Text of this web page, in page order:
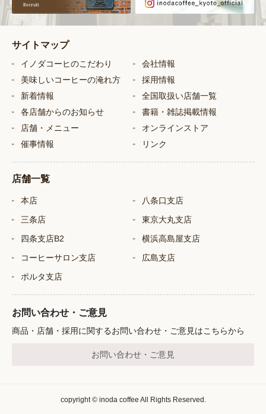
サイトマップ
イノダコーヒのこだわり
美味しいコーヒーの淹れ方
新着情報
各店舗からのお知らせ
店舗・メニュー
催事情報
会社情報
採用情報
全国取扱い店舗一覧
書籍・雑誌掲載情報
オンラインストア
リンク
店舗一覧
本店
三条店
四条支店B2
コーヒーサロン支店
ポルタ支店
八条口支店
東京大丸支店
横浜高島屋支店
広島支店
お問い合わせ・ご意見
商品・店舗・採用に関するお問い合わせ・ご意見はこちらから
お問い合わせ・ご意見
copyright © inoda coffee All Rights Reserved.